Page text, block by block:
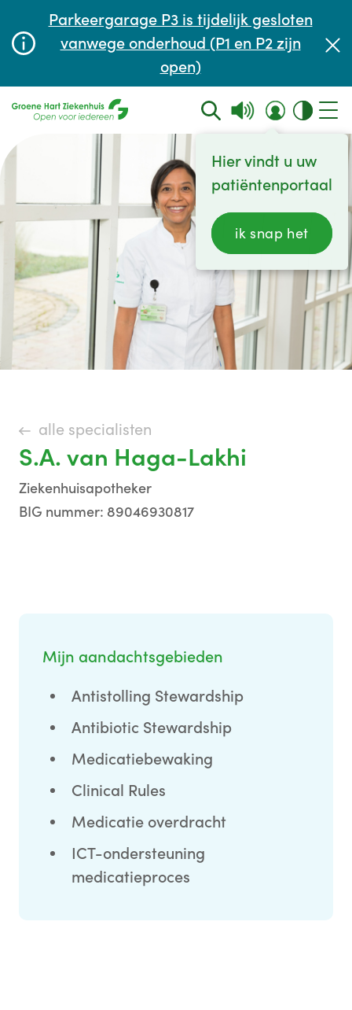
Parkeergarage P3 is tijdelijk gesloten
vanwege onderhoud (P1 en P2 zijn
open)
Hier vindt u uw
patiëntenportaal
ik snap het
Wachttijden
alle specialisten
S.A. van Haga-Lakhi
Ziekenhuisapotheker
BIG nummer: 89046930817
Mijn aandachtsgebieden
Antistolling Stewardship
Antibiotic Stewardship
Medicatiebewaking
Clinical Rules
Medicatie overdracht
ICT-ondersteuning
medicatieproces